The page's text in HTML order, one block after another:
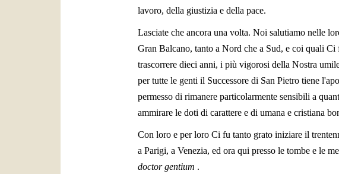
lavoro, della giustizia e della pace.
Lasciate che ancora una volta. Noi salutiamo nelle
Gran Balcano, tanto a Nord che a Sud, e coi quali
trascorrere dieci anni, i più vigorosi della Nostra
per tutte le genti il Successore di San Pietro tiene
permesso di rimanere particolarmente sensibili a
ammirare le doti di carattere e di umana e cristiana
Con loro e per loro Ci fu tanto grato iniziare il
a Parigi, a Venezia, ed ora qui presso le tombe e le
doctor gentium .